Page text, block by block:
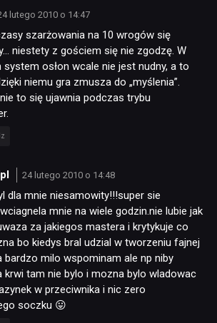
GRALIŚMY
lutego 2010 o 14:47
szarżowania na 10 wrogów się
niestety z gościem się nie zgodzę. W
system osłon wcale nie jest nudny, a to
niemu gra zmusza do „myślenia”.
to się ujawnia podczas trybu
24 lutego 2010 o 14:48
dla mnie niesamowity!!!super sie
mnie na wiele godzin.nie lubie jak
za jakiegos mastera i krytykuje co
bo kiedys bral udzial w tworzeniu fajnej
bardzo milo wspominam ale np niby
krwi tam nie bylo i mozna bylo wladowac
w przeciwnika i nic zero
soczku 😛